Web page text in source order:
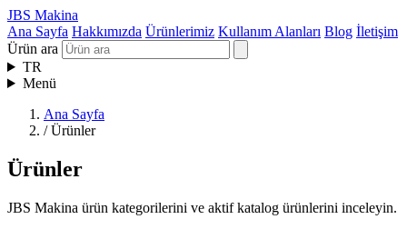
JBS Makina
Ana Sayfa Hakkımızda Ürünlerimiz Kullanım Alanları Blog İletişim
Ürün ara
TR
Menü
Ana Sayfa
/ Ürünler
Ürünler
JBS Makina ürün kategorilerini ve aktif katalog ürünlerini inceleyin.